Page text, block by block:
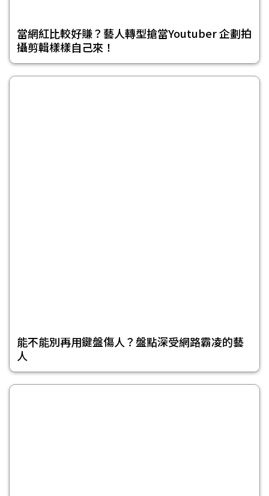
當網紅比較好賺？藝人轉型搶當Youtuber 企劃拍
攝剪輯樣樣自己來！
能不能別再用鍵盤傷人？盤點深受網路霸凌的藝
人